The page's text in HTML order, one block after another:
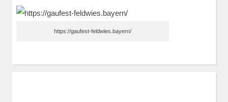
https://gaufest-feldwies.bayern/